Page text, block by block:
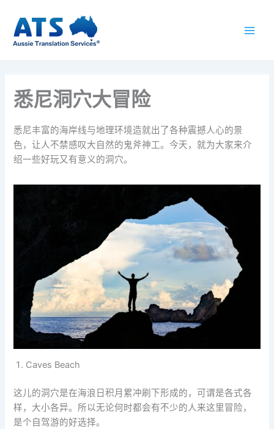
悉尼洞穴大冒险
悉尼丰富的海岸线与地理环境造就出了各种震撼人心的景
色，让人不禁感叹大自然的鬼斧神工。今天，就为大家来介
绍一些好玩又有意义的洞穴。
Caves Beach
这儿的洞穴是在海浪日积月累冲刷下形成的，可谓是各式各
样，大小各异。所以无论何时都会有不少的人来这里冒险，
是个自驾游的好选择。